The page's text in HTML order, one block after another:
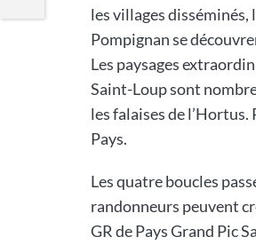
les villages disséminés,
Pompignan se
Les paysages
Saint-Loup sont
les falaises de
Pays.
Les quatre boucles
randonneurs peuvent
GR de Pays Grand Pic